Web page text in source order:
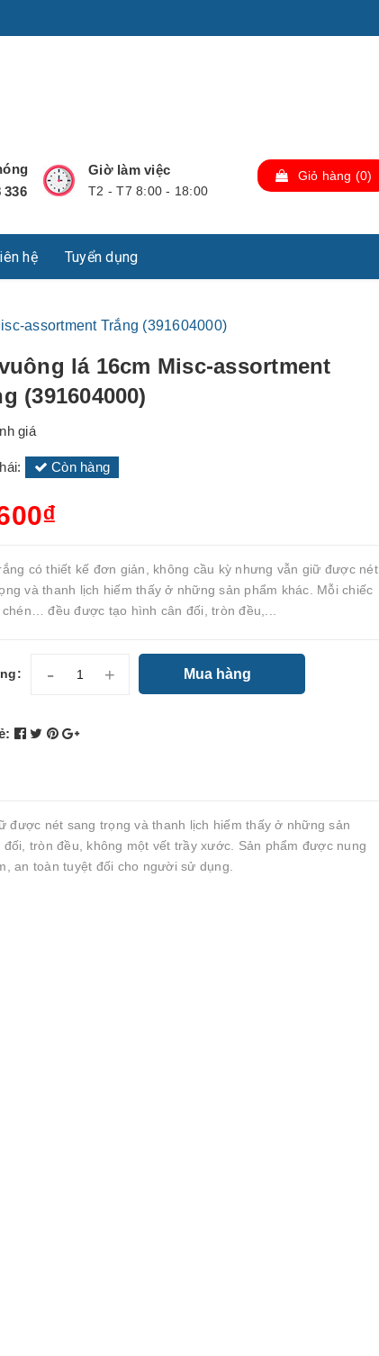
336
Giờ làm việc
T2 - T7 8:00 - 18:00
Giỏ hàng (0)
hệ Tuyển dụng
assortment Trắng (391604000)
lá 16cm Misc-assortment
(391604000)
giá
Còn hàng
có thiết kế đơn giản, không cầu kỳ nhưng vẫn giữ được nét
và thanh lịch hiếm thấy ở những sản phẩm khác. Mỗi chiếc
đều được tạo hình cân đối, tròn đều,...
- + Mua hàng
được nét sang trọng và thanh lịch hiếm thấy ở những sản
tròn đều, không một vết trầy xước. Sản phẩm được nung
an toàn tuyệt đối cho người sử dụng.